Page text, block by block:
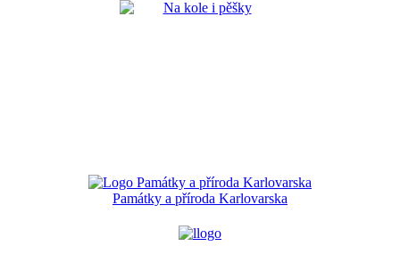
Památky a příroda Karlovarska